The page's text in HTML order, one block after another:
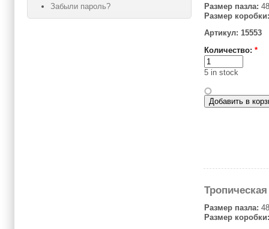
Размер пазла:
Размер коробки:
Артикул: 15553
Количество: *
5 in stock
Размер пазла:
Размер коробки:
Забыли пароль?